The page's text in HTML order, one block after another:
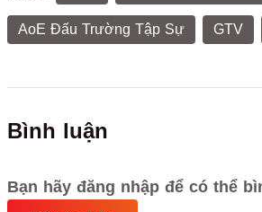
AoE Đấu Trường Tập Sự GTV
Bình luận
Bạn hãy đăng nhập để có thể